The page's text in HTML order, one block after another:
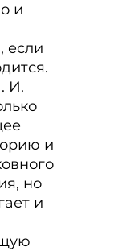
и
если
И.
и
но
и